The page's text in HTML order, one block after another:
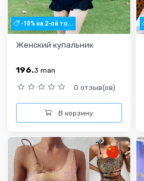
-10% на 2-ой то...
Женский купальник
196.3 man
0 отзыв(ов)
В корзину